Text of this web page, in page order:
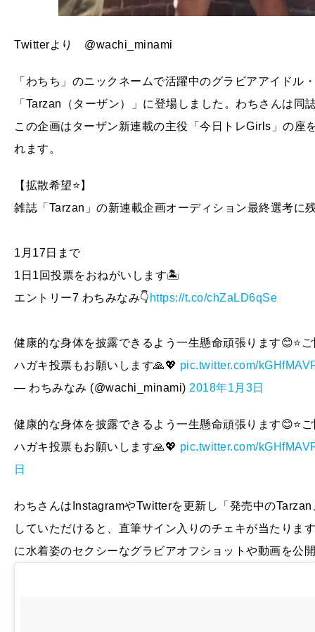
Twitterより @wachi_minami
「わちち」のニックネームで活躍中のグラビアアイド
「Tarzan（ターザン）」に登場しました。わちさんは
この企画はターザン新連載の主役「今日トレGirls」の座
れます。
【拡散希望⭐️】
雑誌「Tarzan」の新連載企画オーディション最終選考に残
1月17日まで
1日1回投票をおねがいします🏝
エントリー7 わちみなみ👇 https://t.co/chZaLD6qSe
健康的な身体を披露できるよう一生懸命頑張ります😊⭐️
ハガキ投票もお願いします🙏💖 pic.twitter.com/
— わちみなみ (@wachi_minami) 2018年1月3日
健康的な身体を披露できるよう一生懸命頑張ります😊⭐️
ハガキ投票もお願いします🙏💖 pic.twitter.com/
日
わちさんはInstagramやTwitterを更新し「発売中の
していただけると、直筆サイン入りのチェキが当たりま
に水着姿のセクシーなグラビアオフショットや動画を公